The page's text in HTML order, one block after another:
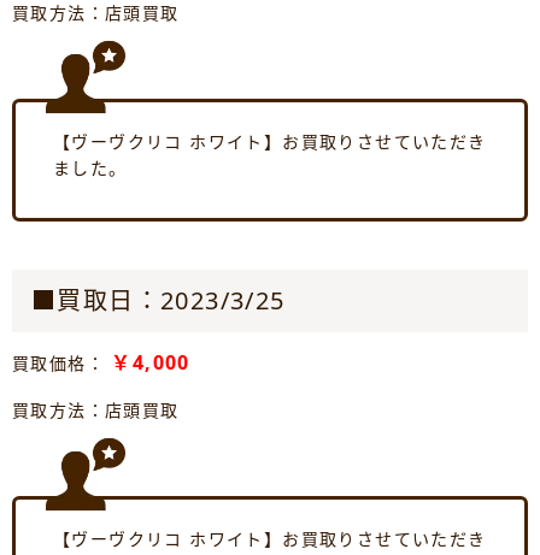
買取方法：店頭買取
【ヴーヴクリコ ホワイト】お買取りさせていただき
ました。
■買取日：2023/3/25
買取価格： ￥4,000
買取方法：店頭買取
【ヴーヴクリコ ホワイト】お買取りさせていただき